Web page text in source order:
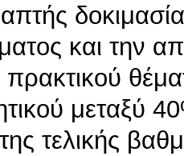
και την
μεταξύ
τελικής